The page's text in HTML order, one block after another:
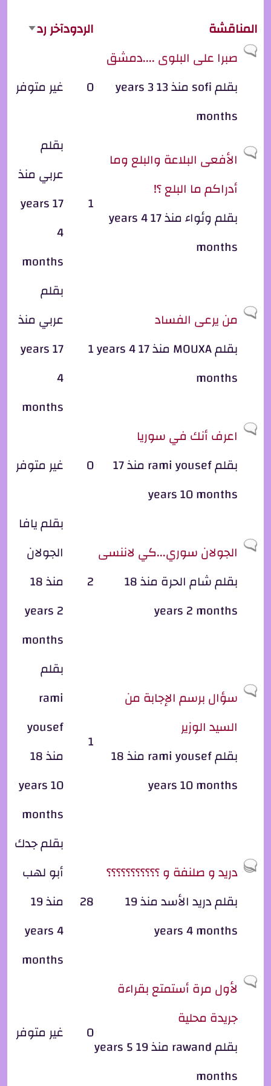
المناقشة
الردودآخر رد
موضوع عادي
صبرا على البلوى ....دمشق
بقلمsofi
منذ 13 years 3
months
0 غير متوفر
موضوع عادي
الأفعى البلاعة والبلع وما
أدراكم ما البلع ؟!
بقلموئواء
منذ 17 years 4
months
1
بقلم
عربي منذ
17 years
4
months
موضوع عادي
من يرعى الفساد
بقلمMOUXA
منذ 17 years 4
months
1
بقلم
عربي منذ
17 years
4
months
موضوع عادي
اعرف أنك في سوريا
بقلمrami yousef
منذ 17
years 10 months
0 غير متوفر
موضوع عادي
الجولان سوري...كي لاننسى
بقلمشام الحرة
منذ 18
years 2 months
2
بقلميافا
الجولان
منذ 18
years 2
months
موضوع عادي
سؤال برسم الإجابة من
السيد الوزير
بقلمrami yousef
منذ 18
years 10 months
1
بقلم
rami
yousef
منذ 18
years 10
months
موضوع ساخن
دريد و صلنفة و ؟؟؟؟؟؟؟؟؟؟؟
بقلمدريد الأسد
منذ 19
years 4 months
28
بقلمجدك
أبو لهب
منذ 19
years 4
months
موضوع عادي
لأول مرة أستمتع بقراءة
جريدة محلية
بقلمrawand
منذ 19 years 5
months
0 غير متوفر